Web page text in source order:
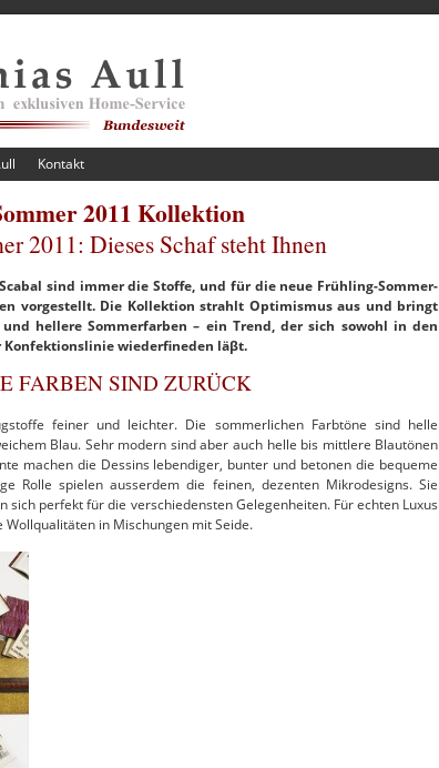
Kontakt
2011 Kollektion
2011: Dieses Schaf steht Ihnen
sind immer die Stoffe, und für die neue Frühling-Sommer-
vorgestellt. Die Kollektion strahlt Optimismus aus und bringt
hellere Sommerfarben – ein Trend, der sich sowohl in den
Konfektionslinie wiederfineden läβt.
FARBEN SIND ZURÜCK
feiner und leichter. Die sommerlichen Farbtöne sind helle
Blau. Sehr modern sind aber auch helle bis mittlere Blautönen
machen die Dessins lebendiger, bunter und betonen die bequeme
Rolle spielen ausserdem die feinen, dezenten Mikrodesigns. Sie
sich perfekt für die verschiedensten Gelegenheiten. Für echten Luxus
in Mischungen mit Seide.